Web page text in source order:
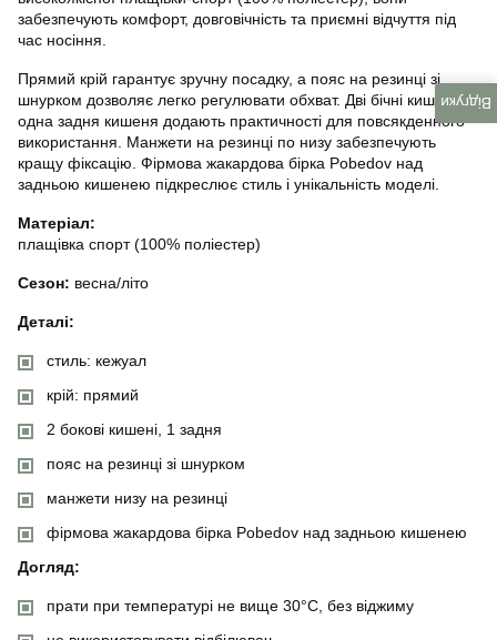
забезпечують комфорт, довговічність та приємні відчуття під
час носіння.
Прямий крій гарантує зручну посадку, а пояс на резинці зі
шнурком дозволяє легко регулювати обхват. Дві бічні кишені та
одна задня кишеня додають практичності для повсякденного
використання. Манжети на резинці по низу забезпечують
кращу фіксацію. Фірмова жакардова бірка Pobedov над
задньою кишенею підкреслює стиль і унікальність моделі.
Матеріал:
плащівка спорт (100% поліестер)
Сезон: весна/літо
Деталі:
стиль: кежуал
крій: прямий
2 бокові кишені, 1 задня
пояс на резинці зі шнурком
манжети низу на резинці
фірмова жакардова бірка Pobedov над задньою кишенею
Догляд:
прати при температурі не вище 30°C, без віджиму
Відгуки